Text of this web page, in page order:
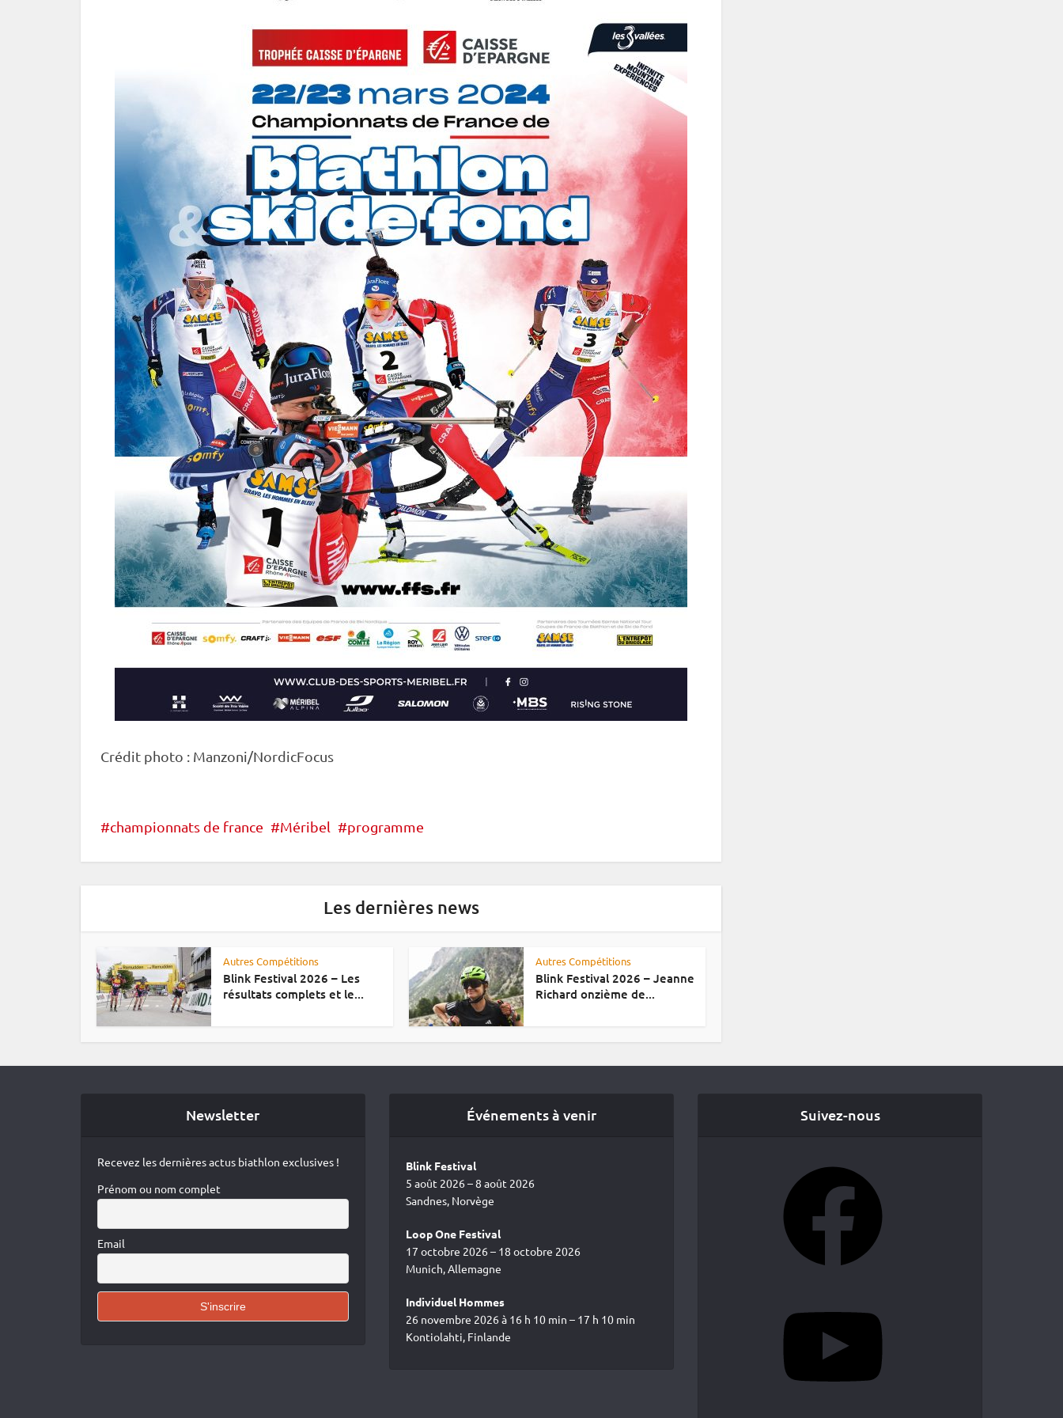
Crédit photo : Manzoni/NordicFocus
championnats de france Méribel programme
Les dernières news
Autres Compétitions
Blink Festival 2026 – Les
résultats complets et le...
Autres Compétitions
Blink Festival 2026 – Jeanne
Richard onzième de...
Newsletter
Recevez les dernières actus biathlon exclusives !
Prénom ou nom complet
Email
Événements à venir
Blink Festival
5 août 2026 – 8 août 2026
Sandnes, Norvège
Loop One Festival
17 octobre 2026 – 18 octobre 2026
Munich, Allemagne
Individuel Hommes
26 novembre 2026 à 16 h 10 min – 17 h 10 min
Kontiolahti, Finlande
Suivez-nous